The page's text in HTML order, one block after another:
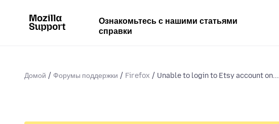
Ознакомьтесь с нашими статьями
справки
Домой Форумы поддержки Firefox Unable to login to Etsy account on...